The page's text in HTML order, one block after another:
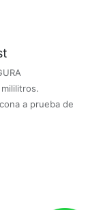
a prueba de